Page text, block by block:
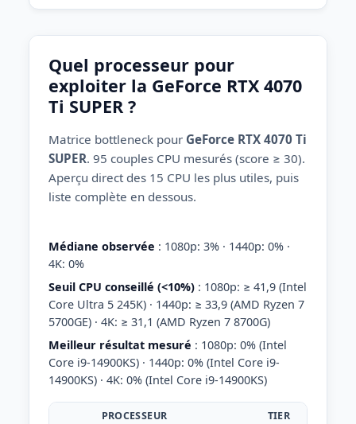
Quel processeur pour
exploiter la GeForce RTX 4070
Ti SUPER ?
Matrice bottleneck pour GeForce RTX 4070 Ti
SUPER. 95 couples CPU mesurés (score ≥ 30).
Aperçu direct des 15 CPU les plus utiles, puis
liste complète en dessous.
Médiane observée : 1080p: 3% · 1440p: 0% ·
4K: 0%
Seuil CPU conseillé (<10%) : 1080p: ≥ 41,9 (Intel
Core Ultra 5 245K) · 1440p: ≥ 33,9 (AMD Ryzen 7
5700GE) · 4K: ≥ 31,1 (AMD Ryzen 7 8700G)
Meilleur résultat mesuré : 1080p: 0% (Intel
Core i9-14900KS) · 1440p: 0% (Intel Core i9-
14900KS) · 4K: 0% (Intel Core i9-14900KS)
PROCESSEUR TIER